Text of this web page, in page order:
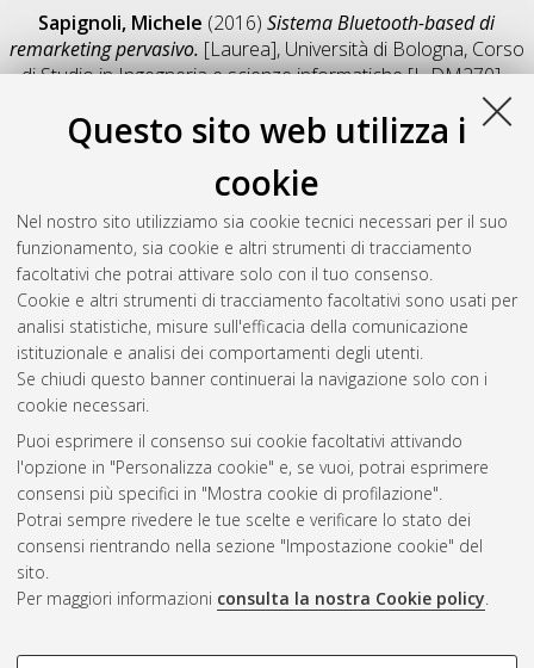
Questo sito web utilizza i
cookie
Nel nostro sito utilizziamo sia cookie tecnici necessari per il suo
funzionamento, sia cookie e altri strumenti di tracciamento
facoltativi che potrai attivare solo con il tuo consenso.
Cookie e altri strumenti di tracciamento facoltativi sono usati per
analisi statistiche, misure sull'efficacia della comunicazione
istituzionale e analisi dei comportamenti degli utenti.
Se chiudi questo banner continuerai la navigazione solo con i
cookie necessari.
Puoi esprimere il consenso sui cookie facoltativi attivando
l'opzione in "Personalizza cookie" e, se vuoi, potrai esprimere
consensi più specifici in "Mostra cookie di profilazione".
Potrai sempre rivedere le tue scelte e verificare lo stato dei
consensi rientrando nella sezione "Impostazione cookie" del
sito.
Per maggiori informazioni consulta la nostra Cookie policy.
Sapignoli, Michele (2016)Sistema Bluetooth-based di
remarketing pervasivo. [Laurea], Università di Bologna, Corso
di Studio inIngegneria e scienze informatiche [L-DM270] -
Salva citazione
Condividi
Il full-text non è disponibile per scelta dell'autore. (
Abstract
Altri metadati
Gestione del documento:
Atom
Rss 1.0
Rss 2.0
AMS Laurea
Impostazioni Cookie